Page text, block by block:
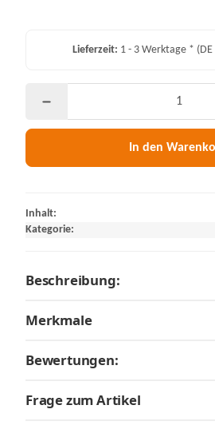
Lieferzeit: 1 - 3 Werktage *
In den
Inhalt:
Kategorie:
Beschreibung:
Merkmale
Bewertungen:
Frage zum Artikel